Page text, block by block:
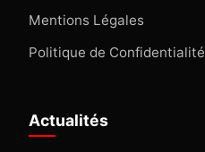
Mentions Légales
Politique de Confidentialité
Actualités